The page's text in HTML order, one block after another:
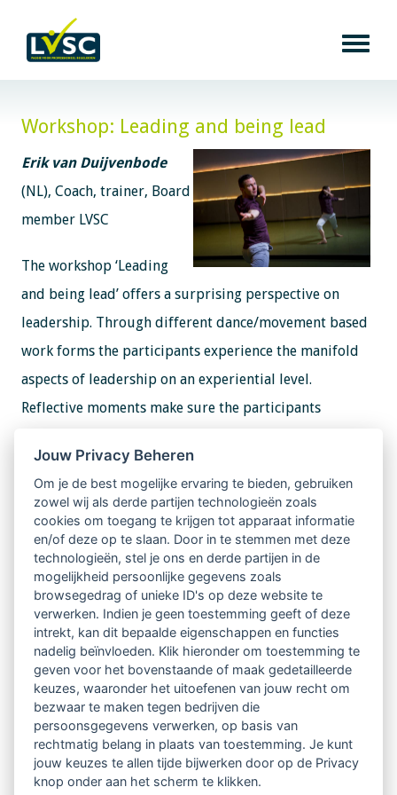
Workshop: Leading and being lead
Erik van Duijvenbode
(NL), Coach, trainer, Board
member LVSC
The workshop ‘Leading
and being lead’ offers a surprising perspective on
leadership. Through different dance/movement based
work forms the participants experience the manifold
aspects of leadership on an experiential level.
Reflective moments make sure the participants
approach in the workshop is playful but thorough.
Participants are kindly but surely invited to leave
their comfort zone.
Aspects of (personal) leadership that will be
addressed are: being inspired, taking risks, following
versus leading, making rapport, individual versus
group consciousness, trust. Participants are invited to
find their own perspective on these aspects. By direct
experience and reflection, they will investigate their
own preferred behavioural patterns and possible
alternatives.
Jouw Privacy Beheren
Om je de best mogelijke ervaring te bieden, gebruiken
zowel wij als derde partijen technologieën zoals
cookies om toegang te krijgen tot apparaat informatie
en/of deze op te slaan. Door in te stemmen met deze
technologieën, stel je ons en derde partijen in de
mogelijkheid persoonlijke gegevens zoals
browsegedrag of unieke ID's op deze website te
verwerken. Indien je geen toestemming geeft of deze
intrekt, kan dit bepaalde eigenschappen en functies
nadelig beïnvloeden. Klik hieronder om toestemming te
geven voor het bovenstaande of maak gedetailleerde
keuzes, waaronder het uitoefenen van jouw recht om
bezwaar te maken tegen bedrijven die
persoonsgegevens verwerken, op basis van
rechtmatig belang in plaats van toestemming. Je kunt
jouw keuzes te allen tijde bijwerken door op de Privacy
knop onder aan het scherm te klikken.